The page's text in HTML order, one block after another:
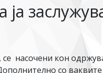
насочени кон
со